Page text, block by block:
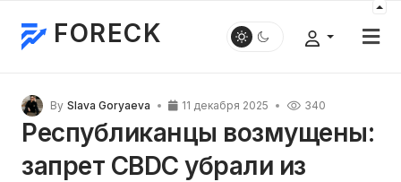
FORECK
By Slava Goryaeva 11 декабря 2025 340
Республиканцы возмущены:
запрет CBDC убрали из